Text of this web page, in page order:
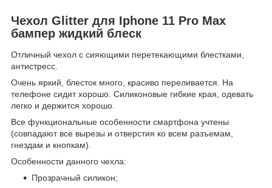
Чехол Glitter для Iphone 11 Pro Max
бампер жидкий блеск
Отличный чехол с сияющими перетекающими блестками,
антистресс.
Очень яркий, блесток много, красиво переливается. На
телефоне сидит хорошо. Силиконовые гибкие края, одевать
легко и держится хорошо.
Все функциональные особенности смартфона учтены
(совпадают все вырезы и отверстия ко всем разъемам,
гнездам и кнопкам).
Особенности данного чехла:
Прозрачный силикон;